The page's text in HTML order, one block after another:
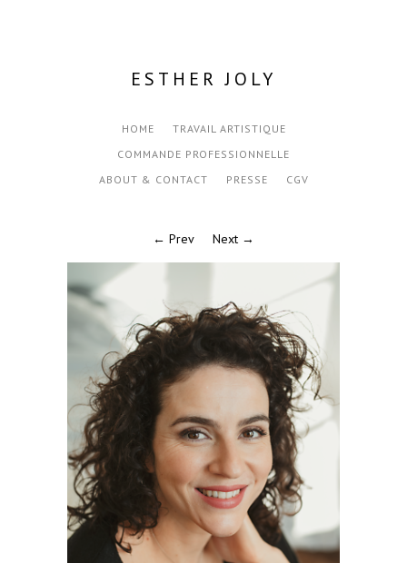
ESTHER JOLY
HOME
TRAVAIL ARTISTIQUE
COMMANDE PROFESSIONNELLE
ABOUT & CONTACT
PRESSE CGV
← Prev Next →